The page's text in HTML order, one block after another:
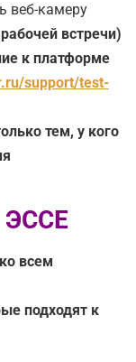
веб-камеру
встречи)
к платформе
support/test-
тем, у кого
всем
подходят к